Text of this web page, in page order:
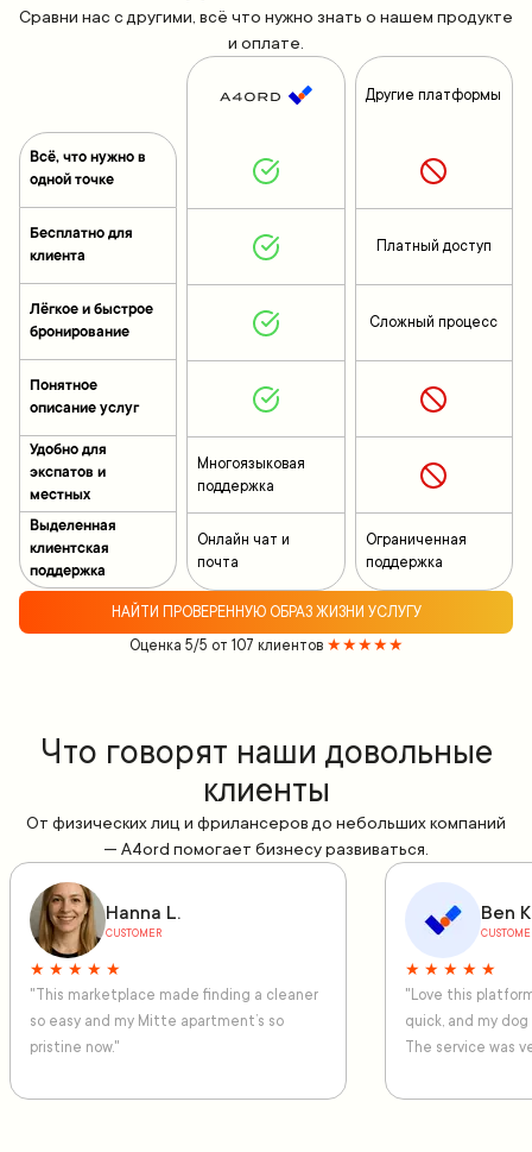
Сравни нас с другими, всё что нужно знать о нашем продукте
и оплате.
Всё, что нужно в
одной точке
Бесплатно для
клиента
Лёгкое и быстрое
бронирование
Понятное
описание услуг
Удобно для
экспатов и
местных
Выделенная
клиентская
поддержка
Многоязыковая
поддержка
Онлайн чат и
почта
Другие платформы
Платный доступ
Сложный процесс
Ограниченная
поддержка
НАЙТИ ПРОВЕРЕННУЮ ОБРАЗ ЖИЗНИ УСЛУГУ
Оценка 5/5 от 107 клиентов ★★★★★
Что говорят наши довольные
клиенты
От физических лиц и фрилансеров до небольших компаний
— A4ord помогает бизнесу развиваться.
Hanna L.
CUSTOMER
★ ★ ★ ★ ★
"This marketplace made finding a cleaner
so easy and my Mitte apartment’s so
pristine now."
Ben
★ ★ ★ ★ ★
"Love this
quick, and my
The service was